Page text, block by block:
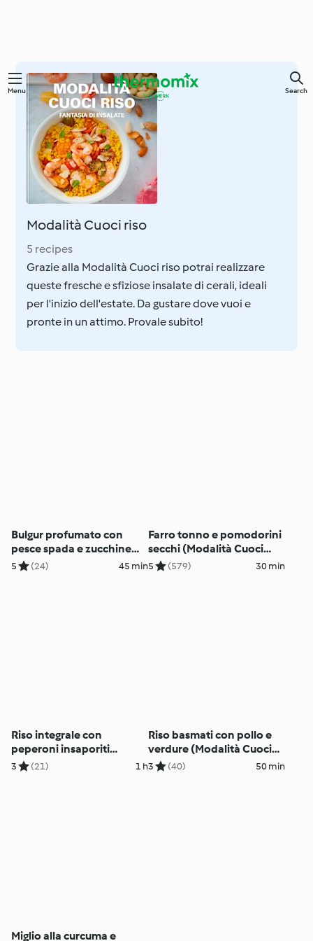
Skip
content
Menu Search
Modalità Cuoci riso
5 recipes
Grazie alla Modalità Cuoci riso potrai realizzare
queste fresche e sfiziose insalate di cerali, ideali
per l'inizio dell'estate. Da gustare dove vuoi e
pronte in un attimo. Provale subito!
Bulgur profumato con
pesce spada e zucchine
(Modalità Cuoci riso)
5 (24) 45 min
Farro tonno e pomodorini
secchi (Modalità Cuoci
riso)
5 (579) 30 min
Riso integrale con
peperoni insaporiti
(Modalità Cuoci riso)
3 (21) 1 h
Riso basmati con pollo e
verdure (Modalità Cuoci
riso)
3 (40) 50 min
Miglio alla curcuma e